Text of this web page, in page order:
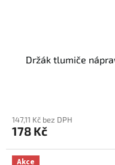
Držák tlumiče
147,11 Kč bez DPH
178 Kč
Akce